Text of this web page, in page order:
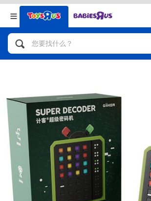
返回
分类目录
人气英雄，角色扮演，射击玩具
拼砌组合及乐高LEGO
玩具车，货车，火车及遥控系列
手工艺，文具，蜡笔，泥胶，画板
娃娃，芭比，收藏公仔
返回
品牌